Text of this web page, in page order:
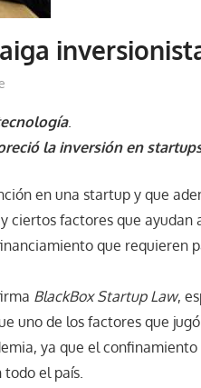
.
la inversión en
en una startup y que
factores que ayudan
que requieren
BlackBox Startup Law,
uno de los factores que
ya que el confinamiento
el país.